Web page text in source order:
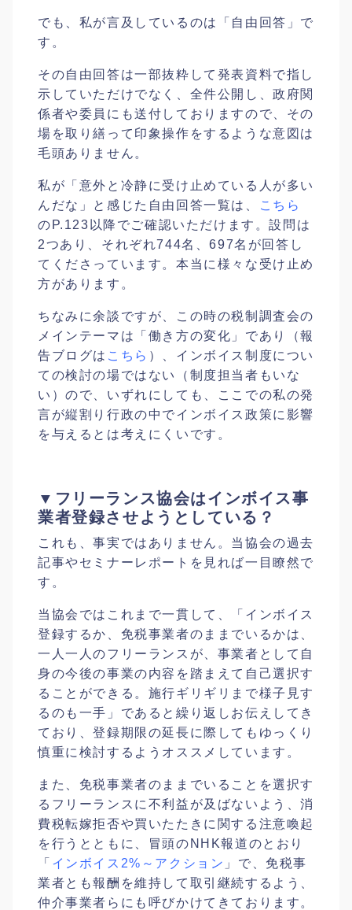
でも、私が言及しているのは「自由回答」で
す。
その自由回答は一部抜粋して発表資料で指し
示していただけでなく、全件公開し、政府関
係者や委員にも送付しておりますので、その
場を取り繕って印象操作をするような意図は
毛頭ありません。
私が「意外と冷静に受け止めている人が多い
んだな」と感じた自由回答一覧は、
こちら
のP.123以降でご確認いただけます。設問は
2つあり、それぞれ744名、697名が回答し
てくださっています。本当に様々な受け止め
方があります。
ちなみに余談ですが、この時の税制調査会の
メインテーマは「働き方の変化」であり（報
告ブログは こちら ）、インボイス制度につい
ての検討の場ではない（制度担当者もいな
い）ので、いずれにしても、ここでの私の発
言が縦割り行政の中でインボイス政策に影響
を与えるとは考えにくいです。
▼フリーランス協会はインボイス事
業者登録させようとしている？
これも、事実ではありません。当協会の過去
記事やセミナーレポートを見れば一目瞭然で
す。
当協会ではこれまで一貫して、「インボイス
登録するか、免税事業者のままでいるかは、
一人一人のフリーランスが、事業者として自
身の今後の事業の内容を踏まえて自己選択す
ることができる。施行ギリギリまで様子見す
るのも一手」であると繰り返しお伝えしてき
ており、登録期限の延長に際してもゆっくり
慎重に検討するようオススメしています。
また、免税事業者のままでいることを選択す
るフリーランスに不利益が及ばないよう、消
費税転嫁拒否や買いたたきに関する注意喚起
を行うとともに、冒頭のNHK報道のとおり
「 インボイス2%～アクション 」で、免税事
業者とも報酬を維持して取引継続するよう、
仲介事業者らにも呼びかけてきております。